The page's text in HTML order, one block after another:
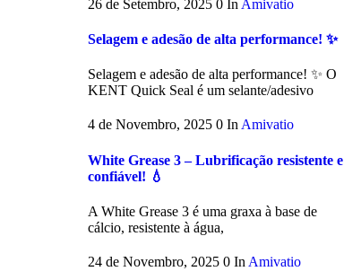
26 de Setembro, 2025 0 In Amivatio
Selagem e adesão de alta performance! ✨
Selagem e adesão de alta performance! ✨ O
KENT Quick Seal é um selante/adesivo
4 de Novembro, 2025 0 InAmivatio
White Grease 3 – Lubrificação resistente e
confiável! 💧
A White Grease 3 é uma graxa à base de
cálcio, resistente à água,
24 de Novembro, 2025 0 In Amivatio